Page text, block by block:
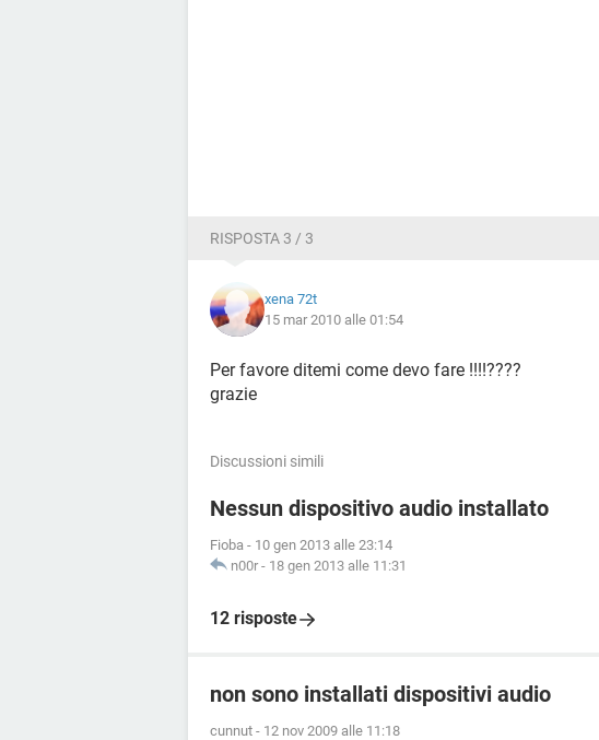
RISPOSTA 3 / 3
xena 72t
15 mar 2010 alle 01:54
Per favore ditemi come devo fare !!!!????
grazie
Discussioni simili
Nessun dispositivo audio installato
Fioba - 10 gen 2013 alle 23:14
n00r - 18 gen 2013 alle 11:31
12 risposte
non sono installati dispositivi audio
cunnut - 12 nov 2009 alle 11:18